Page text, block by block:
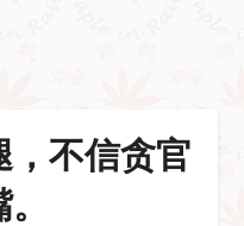
，不信贪官